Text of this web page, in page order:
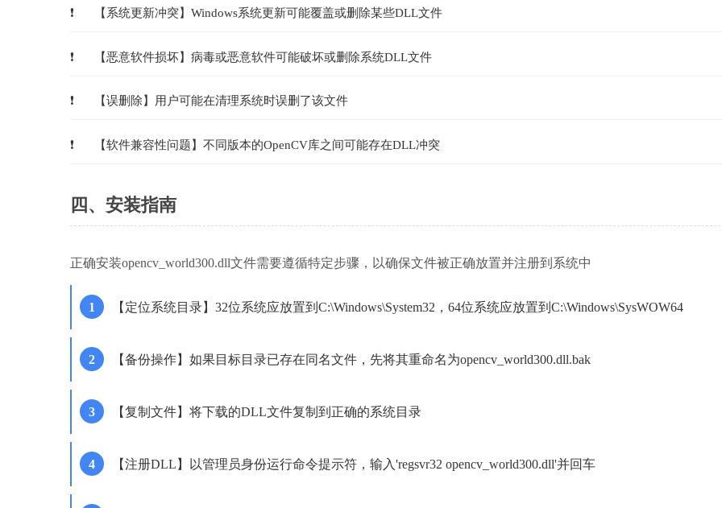
【系统更新冲突】Windows系统更新可能覆盖或删除某些DLL文件
【恶意软件损坏】病毒或恶意软件可能破坏或删除系统DLL文件
【误删除】用户可能在清理系统时误删了该文件
【软件兼容性问题】不同版本的OpenCV库之间可能存在DLL冲突
四、安装指南
正确安装opencv_world300.dll文件需要遵循特定步骤，以确保文件被正确放置并注册到系统中
【定位系统目录】32位系统应放置到C:\Windows\System32，64位系统应放置到C:\Windows\SysWOW64
【备份操作】如果目标目录已存在同名文件，先将其重命名为opencv_world300.dll.bak
【复制文件】将下载的DLL文件复制到正确的系统目录
【注册DLL】以管理员身份运行命令提示符，输入'regsvr32 opencv_world300.dll'并回车